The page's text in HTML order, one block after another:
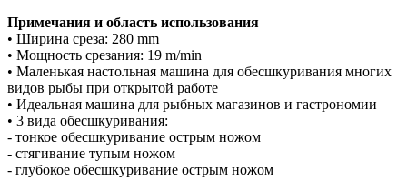
Примечания и область использования
• Ширина среза: 280 mm
• Мощность срезания: 19 m/min
• Маленькая настольная машина для обесшкуривания многих
видов рыбы при открытой работе
• Идеальная машина для рыбных магазинов и гастрономии
• 3 вида обесшкуривания:
- тонкое обесшкуривание острым ножом
- стягивание тупым ножом
- глубокое обесшкуривание острым ножом